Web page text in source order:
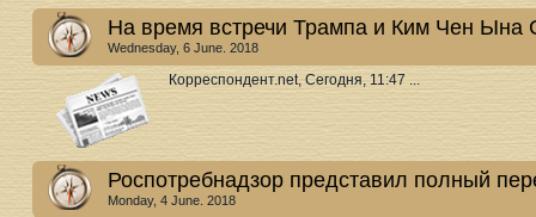
На время встречи Трампа и Ким Чен Ына
Wednesday, 6 June. 2018
Корреспондент.net, Сегодня, 11:47 ...
Роспотребнадзор представил полный
Monday, 4 June. 2018